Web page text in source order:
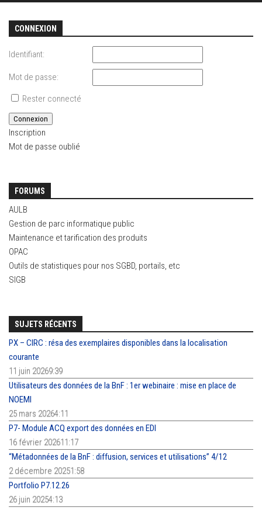
CONNEXION
Identifiant:
Mot de passe:
Rester connecté
Connexion
Inscription
Mot de passe oublié
FORUMS
AULB
Gestion de parc informatique public
Maintenance et tarification des produits
OPAC
Outils de statistiques pour nos SGBD, portails, etc
SIGB
SUJETS RÉCENTS
PX – CIRC : résa des exemplaires disponibles dans la localisation
courante
11 juin 20269:39
Utilisateurs des données de la BnF : 1er webinaire : mise en place de
NOEMI
25 mars 20264:11
P7- Module ACQ export des données en EDI
16 février 202611:17
“Métadonnées de la BnF : diffusion, services et utilisations” 4/12
2 décembre 20251:58
Portfolio P7.12.26
26 juin 20254:13